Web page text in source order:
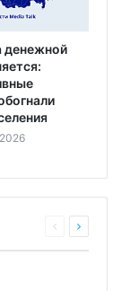
денежной